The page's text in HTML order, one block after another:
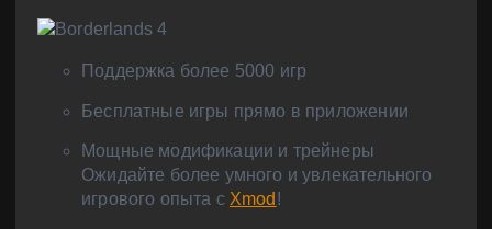
Поддержка более 5000 игр
Бесплатные игры прямо в приложении
Мощные модификации и трейнеры
Ожидайте более умного и увлекательного
игрового опыта с Xmod !